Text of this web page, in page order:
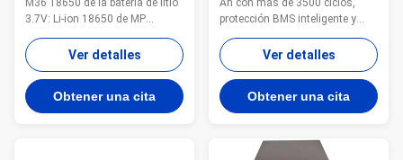
M36 18650 de la batería de litio
3.7V: Li-ion 18650 de MP
Condición Especificación
Energía Capacidad 3450mAh
12.50Wh Voltaje normal Media
3.63V Coras normales SOC
el 30% Carga estándar Corriente
constante 0.3C (1020ma)
Ver detalles
Obtener una cita
aplicaciones de RV y
Ah con más de 3500 ciclos,
protección BMS inteligente y
garantía de 2 años. Ideal para
vehículos recreativos con
descarga de alta potencia y
opciones OEM personalizadas
disponibles.
Ver detalles
Obtener una cita